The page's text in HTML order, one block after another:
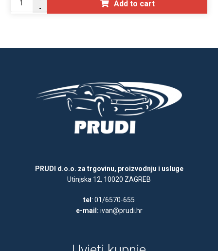
-
Add to cart
PRUDI d.o.o. za trgovinu, proizvodnju i usluge
Utinjska 12, 10020 ZAGREB
tel : 01/6570-655
e-mail: ivan@prudi.hr